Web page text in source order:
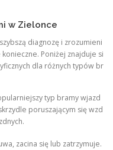
w Zielonce
diagnozę i zrozumieni
Poniżej znajduje si
dla różnych typów br
typ bramy wjazd
poruszającym się wzd
zacina się lub zatrzymuje.